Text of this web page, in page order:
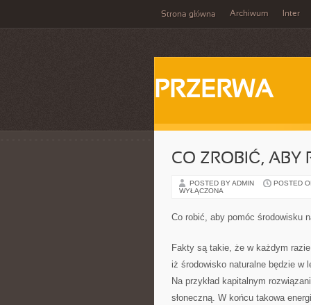
Strona główna Archiwum Inter
PRZERWA
CO ZROBIĆ, ABY
POSTED BY ADMIN POSTED
WYŁĄCZONA
Co robić, aby pomóc środowisku
Fakty są takie, że w każdym
iż środowisko naturalne będzie w
Na przykład kapitalnym
słoneczną. W końcu takowa